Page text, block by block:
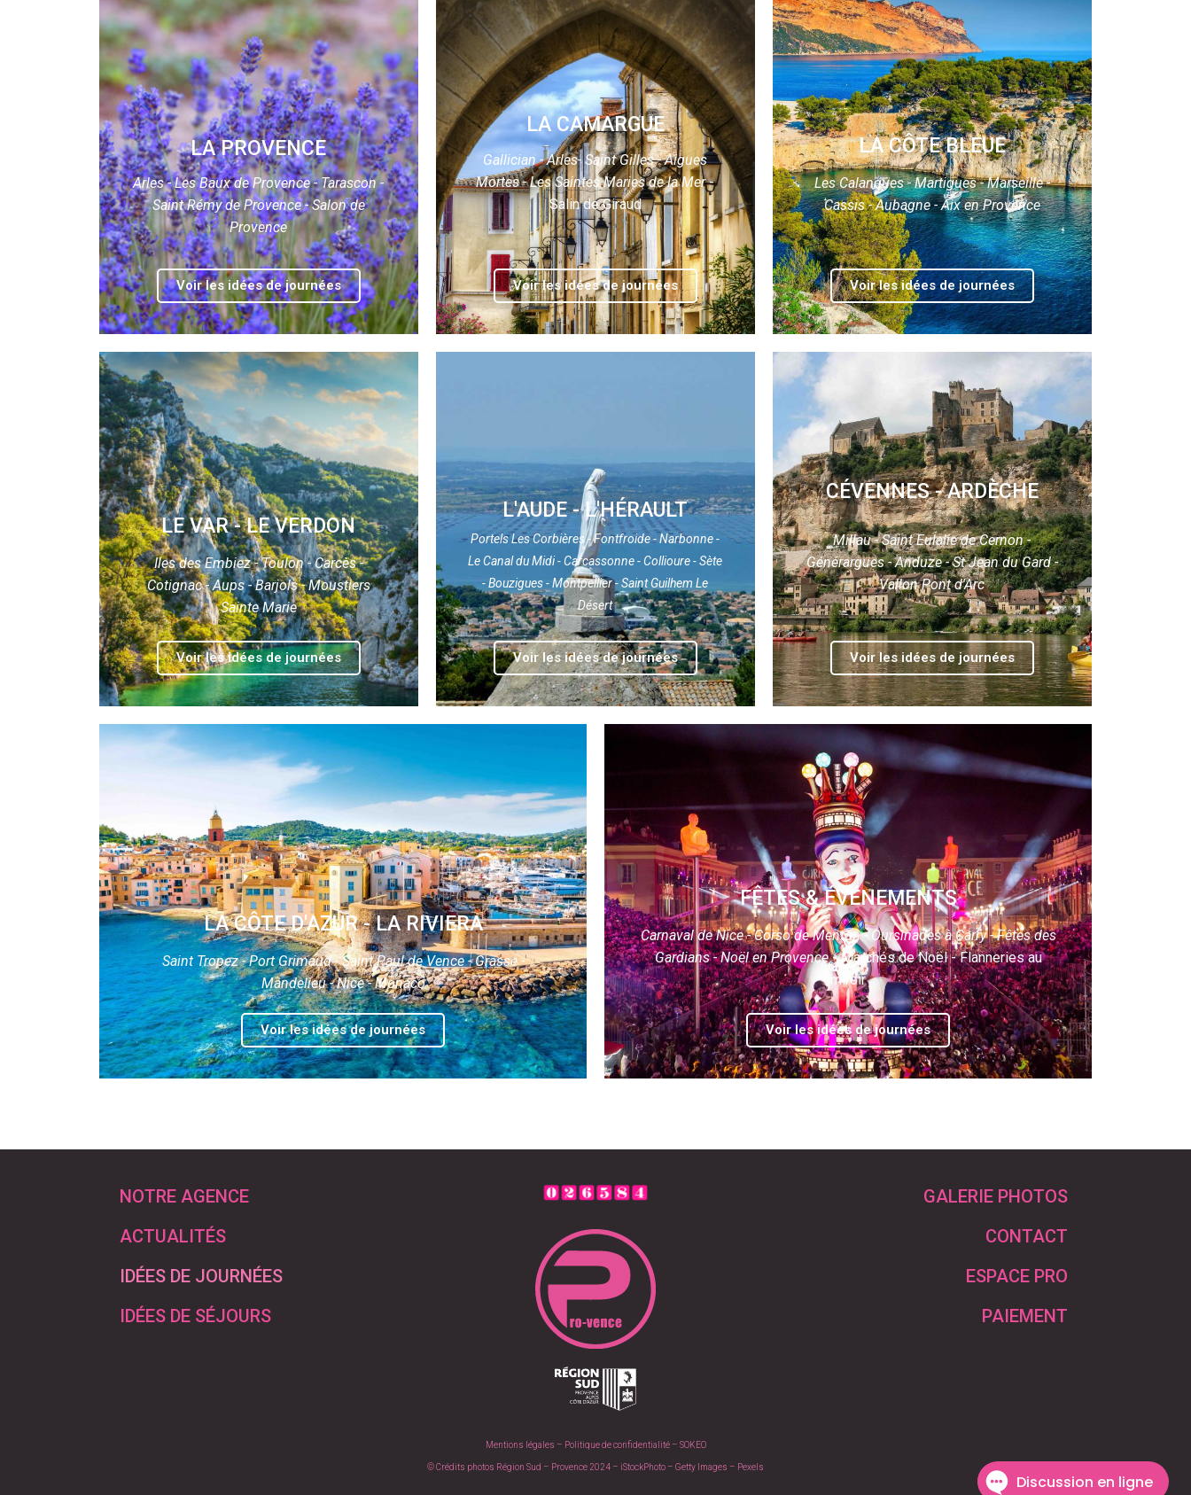
LA PROVENCE
Arles - Les Baux de Provence - Tarascon -
Saint Rémy de Provence - Salon de
Provence
Voir les idées de journées
LA CAMARGUE
Gallician - Arles- Saint Gilles - Aigues
Mortes - Les Saintes Maries de la Mer-
Salin de Giraud
Voir les idées de journées
LA CÔTE BLEUE
Les Calanques - Martigues - Marseille -
Cassis - Aubagne - Aix en Provence
Voir les idées de journées
LE VAR - LE VERDON
Iles des Embiez - Toulon - Carcès -
Cotignac - Aups - Barjols - Moustiers
Sainte Marie
Voir les idées de journées
L'AUDE - L'HÉRAULT
Portels Les Corbières - Fontfroide - Narbonne -
Le Canal du Midi - Carcassonne - Collioure - Sète
- Bouzigues - Montpellier - Saint Guilhem Le
Désert
Voir les idées de journées
CÉVENNES - ARDÈCHE
Millau - Saint Eulalie de Cernon -
Générargues - Anduze - St Jean du Gard -
Vallon Pont d'Arc
Voir les idées de journées
LA CÔTE D'AZUR - LA RIVIERA
Saint Tropez - Port Grimaud - Saint Paul de Vence - Grasse -
Mandelieu - Nice - Monaco
Voir les idées de journées
FÊTES & ÉVÉNEMENTS
Carnaval de Nice - Corso de Menton - Oursinades à Carry - Fêtes des
Gardians - Noël en Provence- Marchés de Noël - Flanneries au
miroir
Voir les idées de journées
NOTRE AGENCE
ACTUALITÉS
IDÉES DE JOURNÉES
IDÉES DE SÉJOURS
Mentions légales – Politique de confidentialité – SOKEO
© Crédits photos Région Sud – Provence 2024 – iStockPhoto – Getty Images – Pexels
GALERIE PHOTOS
CONTACT
ESPACE PRO
PAIEMENT